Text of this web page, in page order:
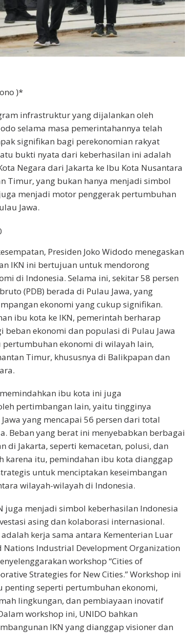
)*
infrastruktur yang dijalankan oleh
selama masa pemerintahannya telah
signifikan bagi perekonomian rakyat
bukti nyata dari keberhasilan ini adalah
Negara dari Jakarta ke Ibu Kota Nusantara
Timur, yang bukan hanya menjadi simbol
menjadi motor penggerak pertumbuhan
Jawa.
Presiden Joko Widodo menegaskan
IKN ini bertujuan untuk mendorong
di Indonesia. Selama ini, sekitar 58 persen
(PDB) berada di Pulau Jawa, yang
ekonomi yang cukup signifikan.
ibu kota ke IKN, pemerintah berharap
beban ekonomi dan populasi di Pulau Jawa
pertumbuhan ekonomi di wilayah lain,
Timur, khususnya di Balikpapan dan
ibu kota ini juga
pertimbangan lain, yaitu tingginya
yang mencapai 56 persen dari total
Beban yang berat ini menyebabkan berbagai
di Jakarta, seperti kemacetan, polusi, dan
karena itu, pemindahan ibu kota dianggap
untuk menciptakan keseimbangan
wilayah-wilayah di Indonesia.
juga menjadi simbol keberhasilan Indonesia
asing dan kolaborasi internasional.
kerja sama antara Kementerian Luar
Nations Industrial Development Organization
workshop “Cities of
Strategies for New Cities.” Workshop ini
penting seperti pertumbuhan ekonomi,
lingkungan, dan pembiayaan inovatif
workshop ini, UNIDO bahkan
IKN yang dianggap visioner dan